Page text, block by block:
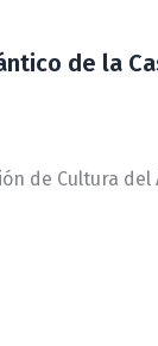
de la
de Cultura